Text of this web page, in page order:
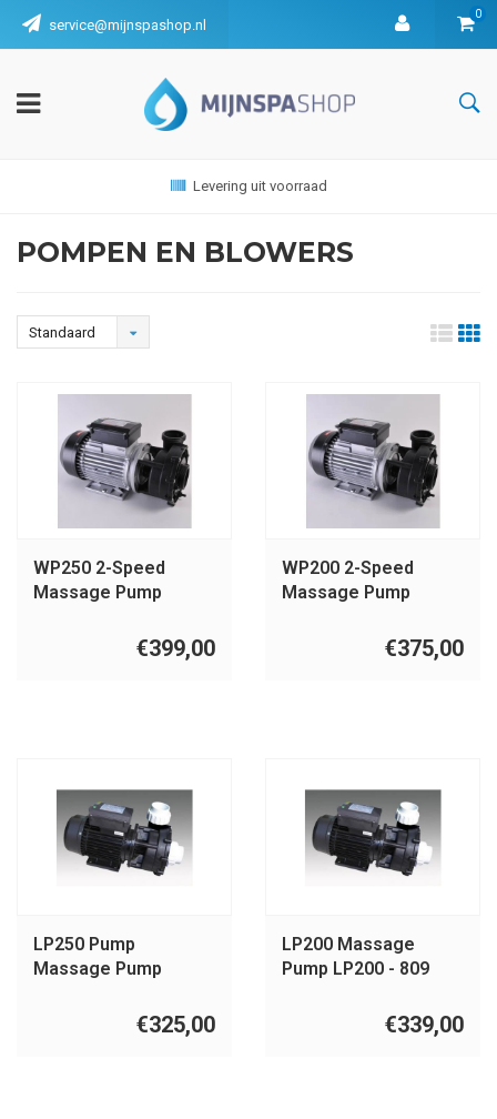
service@mijnspashop.nl
0
Levering uit voorraad
POMPEN EN BLOWERS
Standaard
WP250 2-Speed
Massage Pump
€399,00
WP200 2-Speed
Massage Pump
€375,00
LP250 Pump
Massage Pump
€325,00
LP200 Massage
Pump LP200 - 809
€339,00